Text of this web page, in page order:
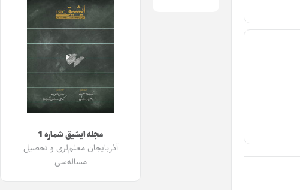
استفاده
مجله ایشیق شماره 1
آذربایجان معلم‌لری و تحصیل
مساله‌سی